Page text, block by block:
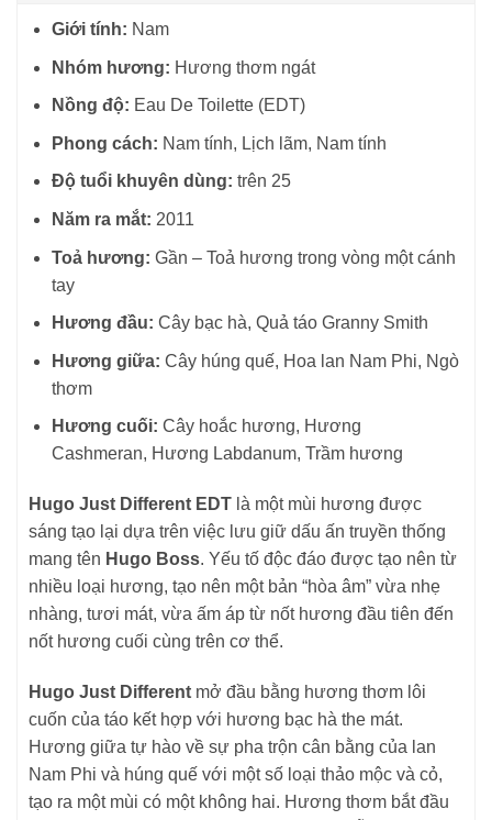
Giới tính: Nam
Nhóm hương: Hương thơm ngát
Nồng độ: Eau De Toilette (EDT)
Phong cách: Nam tính, Lịch lãm, Nam tính
Độ tuổi khuyên dùng: trên 25
Năm ra mắt: 2011
Toả hương: Gần – Toả hương trong vòng một cánh
tay
Hương đầu: Cây bạc hà, Quả táo Granny Smith
Hương giữa: Cây húng quế, Hoa lan Nam Phi, Ngò
thơm
Hương cuối: Cây hoắc hương, Hương
Cashmeran, Hương Labdanum, Trầm hương
Hugo Just Different EDT là một mùi hương được
sáng tạo lại dựa trên việc lưu giữ dấu ấn truyền thống
mang tên Hugo Boss. Yếu tố độc đáo được tạo nên từ
nhiều loại hương, tạo nên một bản “hòa âm” vừa nhẹ
nhàng, tươi mát, vừa ấm áp từ nốt hương đầu tiên đến
nốt hương cuối cùng trên cơ thể.
Hugo Just Different mở đầu bằng hương thơm lôi
cuốn của táo kết hợp với hương bạc hà the mát.
Hương giữa tự hào về sự pha trộn cân bằng của lan
Nam Phi và húng quế với một số loại thảo mộc và cỏ,
tạo ra một mùi có một không hai. Hương thơm bắt đầu